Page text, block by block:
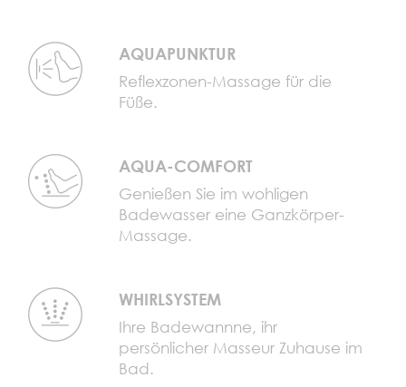
AQUAPUNKTUR
Reflexzonen-Massage für die
Füße.
AQUA-COMFORT
Genießen Sie im wohligen
Badewasser eine Ganzkörper-
Massage.
WHIRLSYSTEM
Ihre Badewannne, ihr
persönlicher Masseur Zuhause im
Bad.